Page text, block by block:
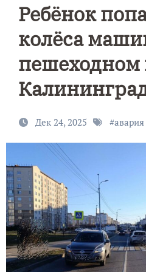
Ребёнок
колёса
пешеходном
Дек 24, 2025 #авария